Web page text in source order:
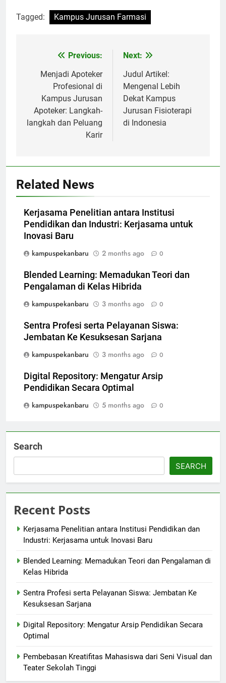
Tagged: Kampus Jurusan Farmasi
navigation
Previous:
Menjadi Apoteker
Profesional di
Kampus Jurusan
Apoteker: Langkah-
langkah dan Peluang
Karir
Next:
Judul Artikel:
Mengenal Lebih
Dekat Kampus
Jurusan Fisioterapi
di Indonesia
Related News
Kerjasama Penelitian antara Institusi
Pendidikan dan Industri: Kerjasama untuk
Inovasi Baru
kampuspekanbaru
2 months ago 0
Blended Learning: Memadukan Teori dan
Pengalaman di Kelas Hibrida
kampuspekanbaru
3 months ago 0
Sentra Profesi serta Pelayanan Siswa:
Jembatan Ke Kesuksesan Sarjana
kampuspekanbaru
3 months ago 0
Digital Repository: Mengatur Arsip
Pendidikan Secara Optimal
kampuspekanbaru
5 months ago 0
Search
SEARCH
Recent Posts
Kerjasama Penelitian antara Institusi Pendidikan dan
Industri: Kerjasama untuk Inovasi Baru
Blended Learning: Memadukan Teori dan Pengalaman di
Kelas Hibrida
Sentra Profesi serta Pelayanan Siswa: Jembatan Ke
Kesuksesan Sarjana
Digital Repository: Mengatur Arsip Pendidikan Secara
Optimal
Pembebasan Kreatifitas Mahasiswa dari Seni Visual dan
Teater Sekolah Tinggi